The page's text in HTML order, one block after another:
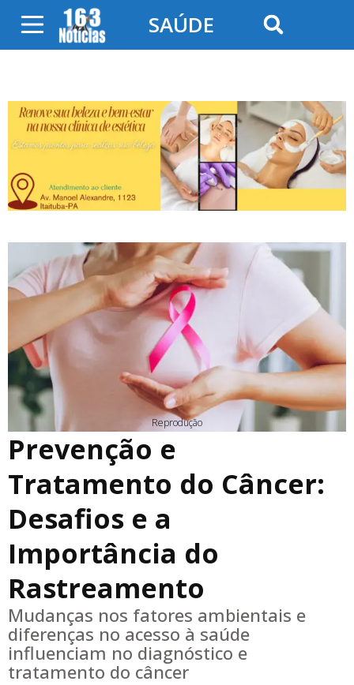
SAÚDE
Reprodução
Prevenção e
Tratamento do Câncer:
Desafios e a
Importância do
Rastreamento
Mudanças nos fatores ambientais e
diferenças no acesso à saúde
influenciam no diagnóstico e
tratamento do câncer